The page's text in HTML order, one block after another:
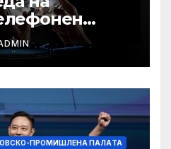
ПРОМИШЛЕНА ПАЛAТА